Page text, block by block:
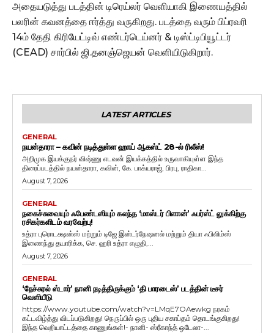
அதையடுத்து படத்தின் டிரெய்லர் வெளியாகி இணையத்தில்
பலரின் கவனத்தை ஈர்த்து வருகிறது. படத்தை வரும் பிப்ரவரி
14ம் தேதி கிரியேட்டிவ் எண்டர்டெய்னர் & டிஸ்ட்டிபியூட்டர்
(CEAD) சார்பில் ஜி.தனஞ்ஜெயன் வெளியிடுகிறார்.
LATEST ARTICLES
GENERAL
நயன்தாரா – கவின் நடித்துள்ள ஹாய் ஆகஸ்ட் 28-ல் ரிலீஸ்!
அறிமுக இயக்குநர் விஷ்ணு எடவன் இயக்கத்தில் உருவாகியுள்ள இந்த
திரைப்படத்தில் நயன்தாரா, கவின், கே. பாக்யராஜ், பிரபு, ராதிகா...
August 7, 2026
GENERAL
நகைச்சுவையும் ஃபேண்டஸியும் கலந்த ‘மாஸ்டர் பிளான்’ ஃபர்ஸ்ட் லுக்கிற்கு
ரசிகர்களிடம் வரவேற்பு!
உத்ரா புரொடக்ஷன்ஸ் மற்றும் டிஜே இன்டர்நேஷனல் மற்றும் தியா ஃபிலிம்ஸ்
இணைந்து தயாரிக்க, செ. ஹரி உத்ரா எழுதி,...
August 7, 2026
GENERAL
‘நேச்சுரல் ஸ்டார்’ நானி நடித்திருக்கும் ‘தி பாரடைஸ்’ படத்தின் டீசர்
வெளியீடு
https://www.youtube.com/watch?v=LMqE7OAewkg நரகம்
கட்டவிழ்த்து விடப்படுகிறது! நெருப்பில் ஒரு புதிய சகாப்தம் தொடங்குகிறது!
இந்த வெறியாட்டத்தை காணுங்கள்!- நானி- ஸ்ரீகாந்த் ஒடேலா-...